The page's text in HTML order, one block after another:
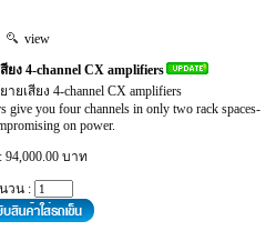
view
ยง 4-channel CX amplifiers
ยเสียง 4-channel CX amplifiers
you four channels in only two rack spaces-
on power.
94,000.00 บาท
วน :